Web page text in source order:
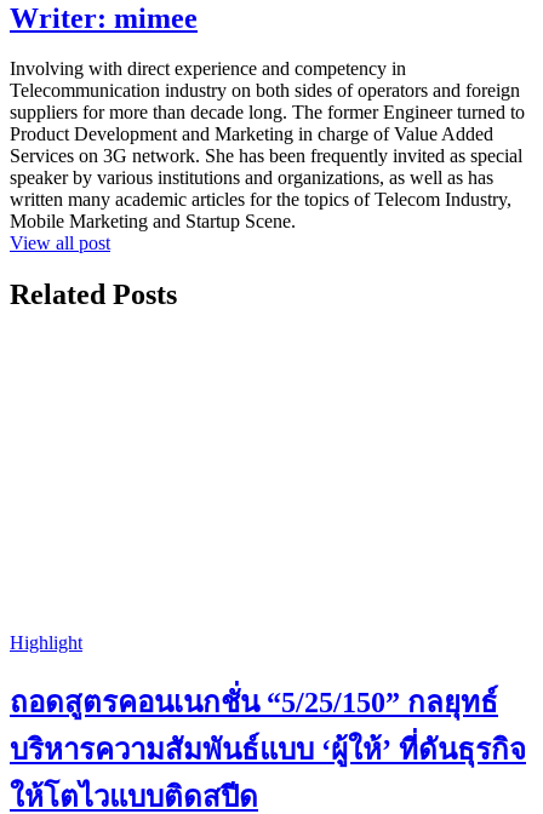
Writer: mimee
Involving with direct experience and competency in
Telecommunication industry on both sides of operators and foreign
suppliers for more than decade long. The former Engineer turned to
Product Development and Marketing in charge of Value Added
Services on 3G network. She has been frequently invited as special
speaker by various institutions and organizations, as well as has
written many academic articles for the topics of Telecom Industry,
Mobile Marketing and Startup Scene.
View all post
Related Posts
Highlight
ถอดสูตรคอนเนกชั่น “5/25/150” กลยุทธ์
บริหารความสัมพันธ์แบบ ‘ผู้ให้’ ที่ดันธุรกิจ
ให้โตไวแบบติดสปีด